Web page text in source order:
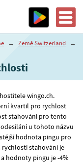
→ Země Switzerland →
wingo.ch.
kvartil pro rychlost
stahování pro tento
u tohoto názvu
hodnota pingu pro
rychlosti stahování je
hodnoty pingu je -4%